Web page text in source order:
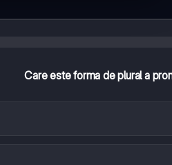
Care este forma de plural a